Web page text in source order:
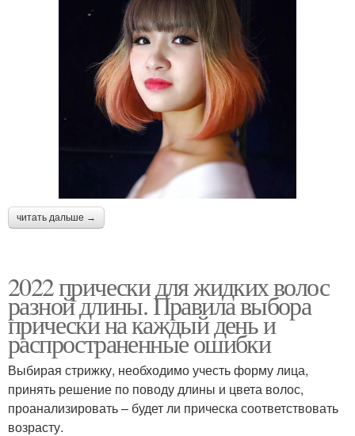
читать дальше →
2022 прически для жидких волос
разной длины. Правила выбора
прически на каждый день и
распространенные ошибки
Выбирая стрижку, необходимо учесть форму лица,
принять решение по поводу длины и цвета волос,
проанализировать – будет ли прическа соответствовать
возрасту.